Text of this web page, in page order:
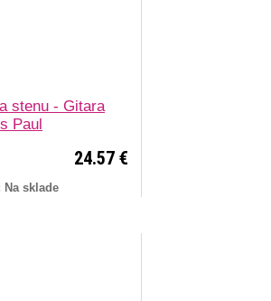
stenu - Gitara
Paul
24.57 €
sklade